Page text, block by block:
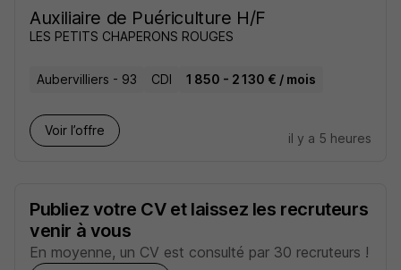
Auxiliaire de Puériculture H/F
LES PETITS CHAPERONS ROUGES
Aubervilliers - 93 CDI 1 850 - 2 130 € / mois
Voir l’offre
il y a 5 heures
Publiez votre CV et laissez les recruteurs
venir à vous
En moyenne, un CV est consulté par 30 recruteurs !